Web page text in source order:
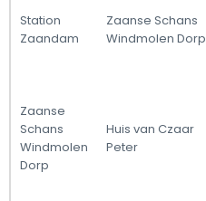
Station
Zaandam
Zaanse Schans
Windmolen Dorp
Zaanse
Schans
Windmolen
Dorp
Huis van Czaar
Peter